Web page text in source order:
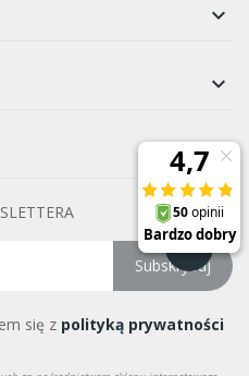


Subskrybuj
się z polityką prywatności